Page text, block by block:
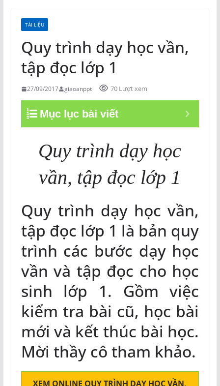
TÀI LIỆU
Quy trình dạy học vần,
tập đọc lớp 1
27/09/2017 giaoanppt 70 Lượt xem
Mục lục bài viết
Quy trình dạy học
vần, tập đọc lớp 1
Quy trình dạy học vần,
tập đọc lớp 1 là bản quy
trình các bước dạy học
vần và tập đọc cho học
sinh lớp 1. Gồm việc
kiểm tra bài cũ, học bài
mới và kết thúc bài học.
Mời thầy cô tham khảo.
XEM ONLINE QUY TRÌNH DẠY HỌC VẦN,